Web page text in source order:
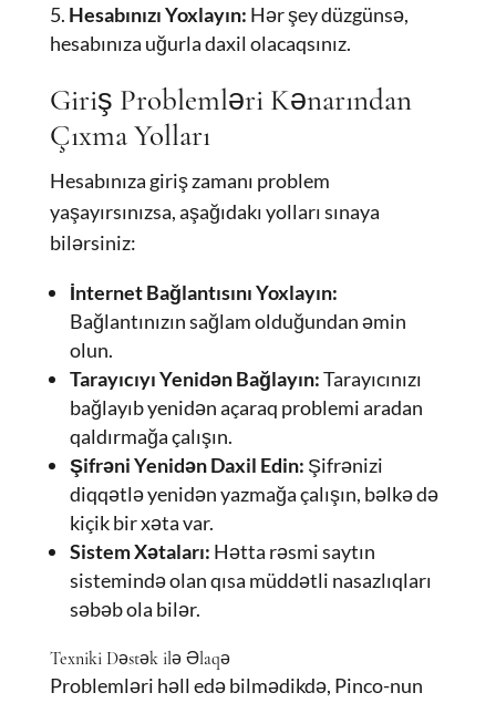
Hesabınızı Yoxlayın: Hər şey düzgünsə,
hesabınıza uğurla daxil olacaqsınız.
Giriş Problemləri Kənarından
Çıxma Yolları
Hesabınıza giriş zamanı problem
yaşayırsınızsa, aşağıdakı yolları sınaya
bilərsiniz:
İnternet Bağlantısını Yoxlayın:
Bağlantınızın sağlam olduğundan əmin
olun.
Tarayıcıyı Yenidən Bağlayın:Tarayıcınızı
bağlayıb yenidən açaraq problemi aradan
qaldırmağa çalışın.
Şifrəni Yenidən Daxil Edin: Şifrənizi
diqqətlə yenidən yazmağa çalışın, bəlkə də
kiçik bir xəta var.
Sistem Xətaları: Hətta rəsmi saytın
sistemində olan qısa müddətli nasazlıqları
səbəb ola bilər.
Texniki Dəstək ilə Əlaqə
Problemləri həll edə bilmədikdə, Pinco-nun